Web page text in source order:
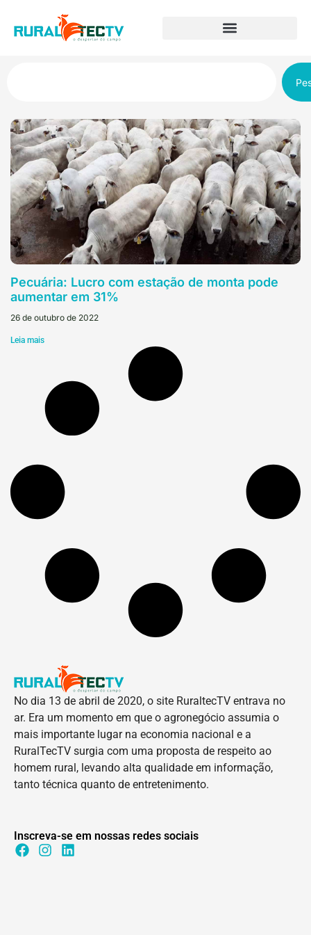
Pecuária: Lucro com estação de monta pode
aumentar em 31%
26 de outubro de 2022
Leia mais
No dia 13 de abril de 2020, o site RuraltecTV entrava no
ar. Era um momento em que o agronegócio assumia o
mais importante lugar na economia nacional e a
RuralTecTV surgia com uma proposta de respeito ao
homem rural, levando alta qualidade em informação,
tanto técnica quanto de entretenimento.
Inscreva-se em nossas redes sociais